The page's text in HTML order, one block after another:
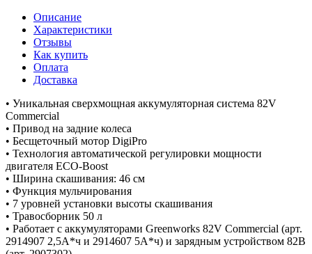
Описание
Характеристики
Отзывы
Как купить
Оплата
Доставка
• Уникальная сверхмощная аккумуляторная система 82V
Commercial
• Привод на задние колеса
• Бесщеточный мотор DigiPro
• Технология автоматической регулировки мощности
двигателя ECO-Boost
• Ширина скашивания: 46 см
• Функция мульчирования
• 7 уровней установки высоты скашивания
• Травосборник 50 л
• Работает с аккумуляторами Greenworks 82V Commercial (арт.
2914907 2,5А*ч и 2914607 5А*ч) и зарядным устройством 82В